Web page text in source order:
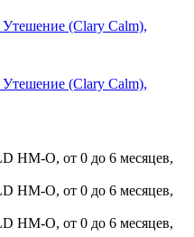
(Clary Calm),
(Clary Calm),